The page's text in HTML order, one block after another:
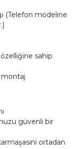
(Telefon modeline
sahip
montaj
güvenli bir
ortadan